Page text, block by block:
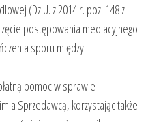
(Dz.U. z 2014 r. poz. 148 z
postępowania mediacyjnego
sporu między
pomoc w sprawie
a Sprzedawcą, korzystając także